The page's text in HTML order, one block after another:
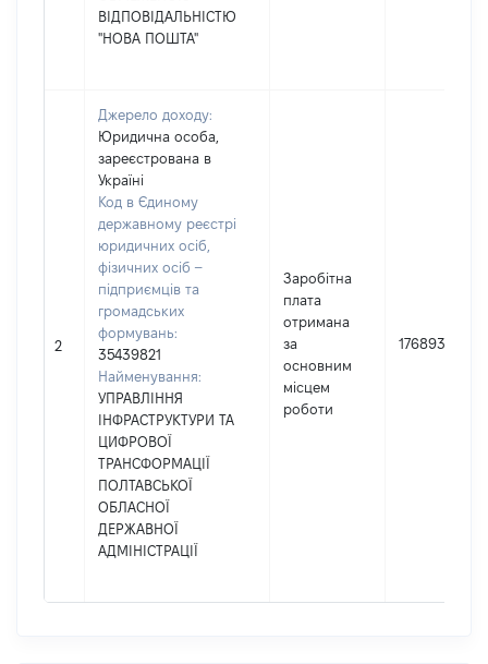
ВІДПОВІДАЛЬНІСТЮ
"НОВА ПОШТА"
2
Джерело доходу:
Юридична особа,
зареєстрована в
Україні
Код в Єдиному
державному реєстрі
юридичних осіб,
фізичних осіб –
підприємців та
громадських
формувань:
35439821
Найменування:
УПРАВЛІННЯ
ІНФРАСТРУКТУРИ ТА
ЦИФРОВОЇ
ТРАНСФОРМАЦІЇ
ПОЛТАВСЬКОЇ
ОБЛАСНОЇ
ДЕРЖАВНОЇ
АДМІНІСТРАЦІЇ
Заробітна
плата
отримана
за
основним
місцем
роботи
176893